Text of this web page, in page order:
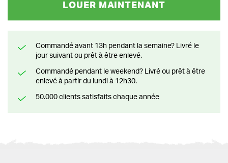
LOUER MAINTENANT
Commandé avant 13h pendant la semaine? Livré le
jour suivant ou prêt à être enlevé.
Commandé pendant le weekend? Livré ou prêt à être
enlevé à partir du lundi à 12h30.
50.000 clients satisfaits chaque année